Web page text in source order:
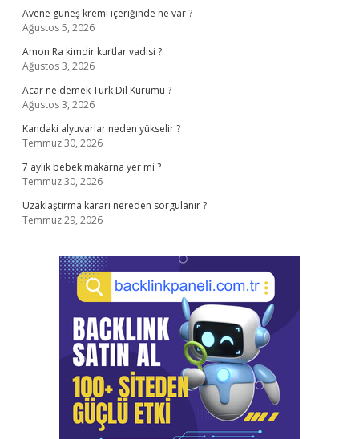
Avene güneş kremi içeriğinde ne var ?
Ağustos 5, 2026
Amon Ra kimdir kurtlar vadisi ?
Ağustos 3, 2026
Acar ne demek Türk Dil Kurumu ?
Ağustos 3, 2026
Kandaki alyuvarlar neden yükselir ?
Temmuz 30, 2026
7 aylık bebek makarna yer mi ?
Temmuz 30, 2026
Uzaklaştırma kararı nereden sorgulanır ?
Temmuz 29, 2026